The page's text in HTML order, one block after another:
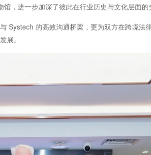
，进一步加深了彼此在行业历史与文化层面的
Systech 的高效沟通桥梁，更为双方在跨境法
展。